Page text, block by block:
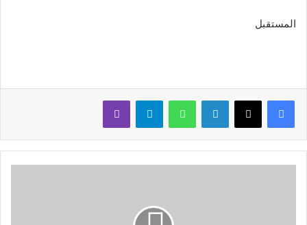
المستقبل
لينكدإن واتساب تيلقرام ڤايبر